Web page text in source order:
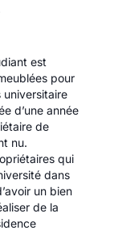
est
pour
universitaire
d’une année
de
nu.
qui
dans
un bien
de la